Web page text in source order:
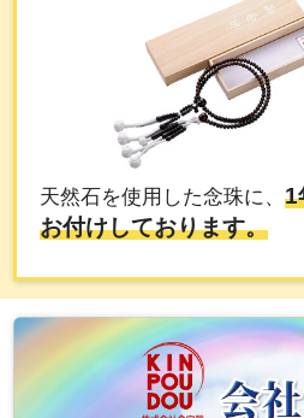
天然石を使用した念珠に、1
お付けしております。